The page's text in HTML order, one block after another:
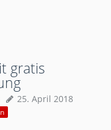
gratis
25. April 2018